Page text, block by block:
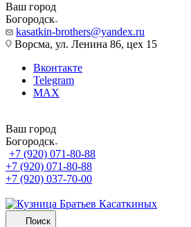
Ваш город
Богородск
kasatkin-brothers@yandex.ru
Ворсма, ул. Ленина 86, цех 15
Вконтакте
Telegram
MAX
Ваш город
Богородск
+7 (920) 071-80-88
+7 (920) 071-80-88
+7 (920) 037-70-00
Поиск